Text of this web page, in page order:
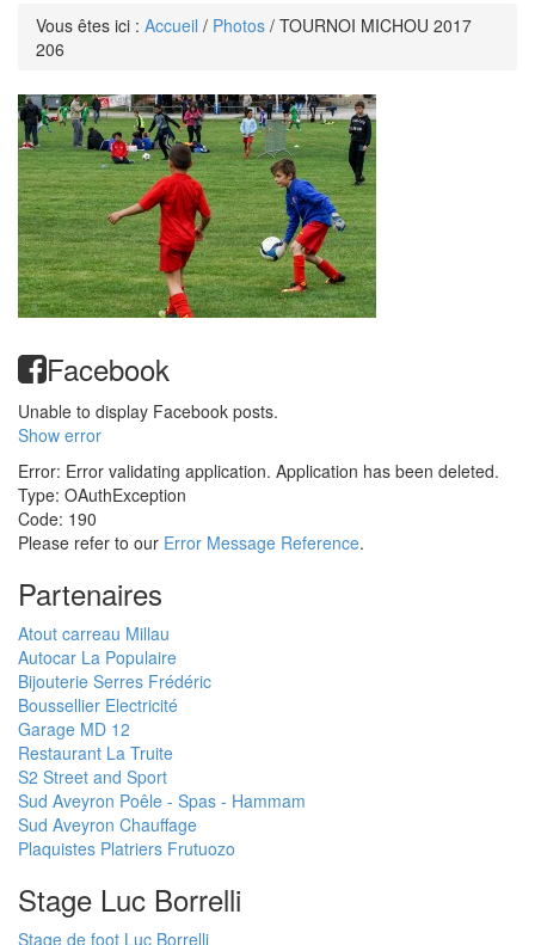
Vous êtes ici : Accueil / Photos / TOURNOI MICHOU 2017
206
Facebook
Unable to display Facebook posts.
Show error
Error: Error validating application. Application has been deleted.
Type: OAuthException
Code: 190
Please refer to our Error Message Reference.
Partenaires
Atout carreau Millau
Autocar La Populaire
Bijouterie Serres Frédéric
Boussellier Electricité
Garage MD 12
Restaurant La Truite
S2 Street and Sport
Sud Aveyron Poêle - Spas - Hammam
Sud Aveyron Chauffage
Plaquistes Platriers Frutuozo
Stage Luc Borrelli
Stage de foot Luc Borrelli